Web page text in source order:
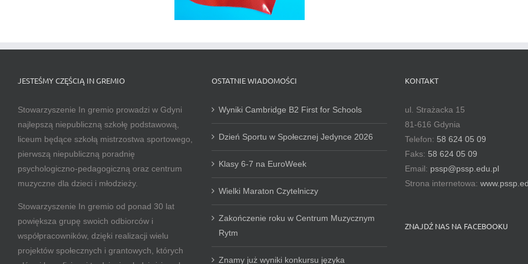
JESTEŚMY CZĘŚCIĄ IN GREMIO
Stowarzyszenie In gremio prowadzi w Gdyni
najlepszą niepubliczną szkołę podstawową,
liceum będące szkołą mistrzostwa sportowego,
pierwszą niepubliczną poradnię
psychologiczno-pedagogiczną oraz centrum
muzyczne dla dzieci i młodzieży.
Stowarzyszenie In gremio od ponad 30 lat
powiększa grupę swoich odbiorców i
współpracowników, dzięki realizacji wielu
projektów społecznych i grantowych, których
OSTATNIE WIADOMOŚCI
Wyniki Cambridge B2 First for Schools
Dzień Sportu w Społecznej Jedynce 2026
Klasy 6-7 na EuroWeek
Wielki Maraton Czytelniczy
Zakończenie roku w Centrum Muzycznym
Rytm
Znamy już wyniki konkursu języka
KONTAKT
ul. Strażacka 15
81-616 Gdynia
Telefon: 58 624 05 09
Faks: 58 624 05 09
Email: pssp@pssp.edu.pl
Strona internetowa:
ZNAJDŹ NAS NA FACEBOOKU